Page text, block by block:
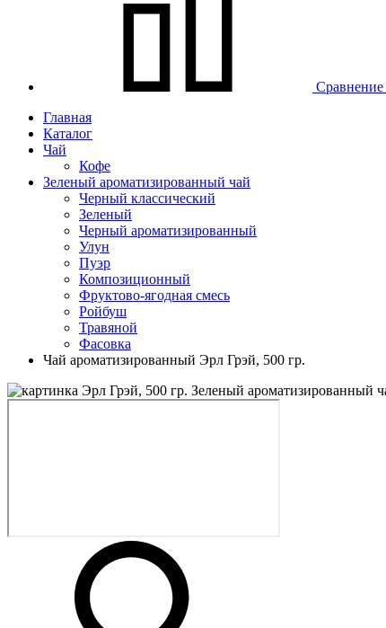
Сравнение
Главная
Каталог
Чай
Кофе
Зеленый ароматизированный чай
Черный классический
Зеленый
Черный ароматизированный
Улун
Пуэр
Композиционный
Фруктово-ягодная смесь
Ройбуш
Травяной
Фасовка
Чай ароматизированный Эрл Грэй, 500 гр.